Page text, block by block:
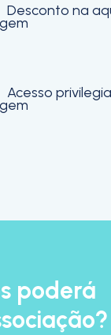
Desconto na
Acesso
poderá